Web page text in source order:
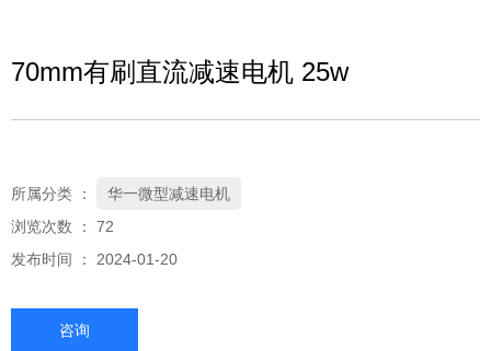
70mm有刷直流减速电机 25w
所属分类 ：
华一微型减速电机
浏览次数 ： 72
发布时间 ： 2024-01-20
咨询